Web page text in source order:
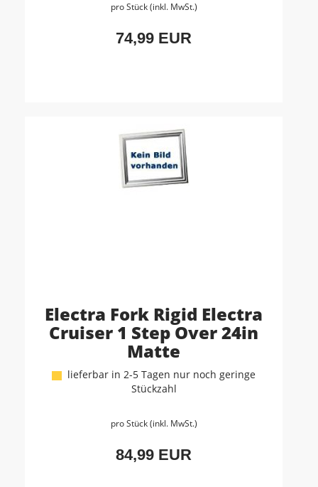
pro Stück (inkl. MwSt.)
74,99 EUR
Electra Fork Rigid Electra
Cruiser 1 Step Over 24in
Matte
lieferbar in 2-5 Tagen nur noch geringe
Stückzahl
pro Stück (inkl. MwSt.)
84,99 EUR